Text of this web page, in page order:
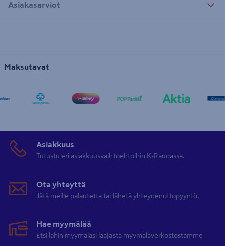
Asiakasarviot
Maksutavat
Asiakkuus
Tutustu eri asiakkuusvaihtoehtoihin K-Raudassa.
Ota yhteyttä
Jätä meille palautetta tai lähetä yhteydenottopyyntö.
Hae myymälää
Etsi lähin myymäläsi laajasta myymäläverkostostamme